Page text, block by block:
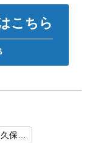
こちら
[宇都宮市中久保1丁目 中古戸建 媒介のご依頼ありがとうございました。] 次の記事 ＞